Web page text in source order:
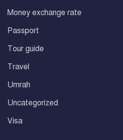
Money exchange rate
Passport
Tour guide
Travel
Umrah
Uncategorized
Visa